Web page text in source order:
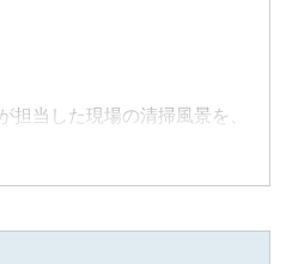
担当した現場の清掃風景を、